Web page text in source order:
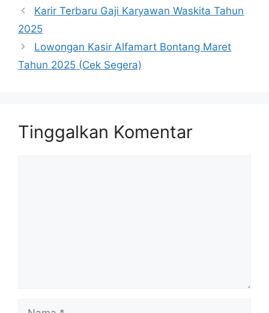
Karir Terbaru Gaji Karyawan Waskita Tahun
2025
Lowongan Kasir Alfamart Bontang Maret
Tahun 2025 (Cek Segera)
Tinggalkan Komentar
Nama